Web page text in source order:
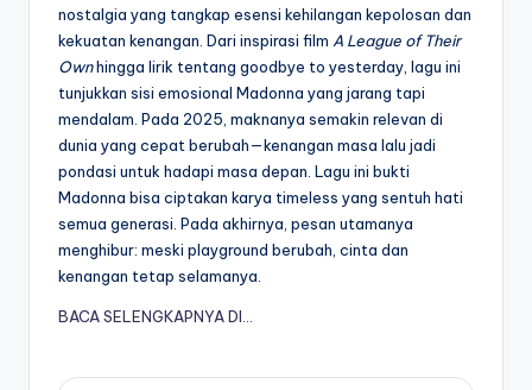
nostalgia yang tangkap esensi kehilangan kepolosan dan
kekuatan kenangan. Dari inspirasi film A League of Their
Ownhingga lirik tentang goodbye to yesterday, lagu ini
tunjukkan sisi emosional Madonna yang jarang tapi
mendalam. Pada 2025, maknanya semakin relevan di
dunia yang cepat berubah—kenangan masa lalu jadi
pondasi untuk hadapi masa depan. Lagu ini bukti
Madonna bisa ciptakan karya timeless yang sentuh hati
semua generasi. Pada akhirnya, pesan utamanya
menghibur: meski playground berubah, cinta dan
kenangan tetap selamanya.
BACA SELENGKAPNYA DI…